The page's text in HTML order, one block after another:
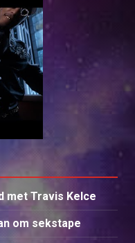
met Travis Kelce
om sekstape